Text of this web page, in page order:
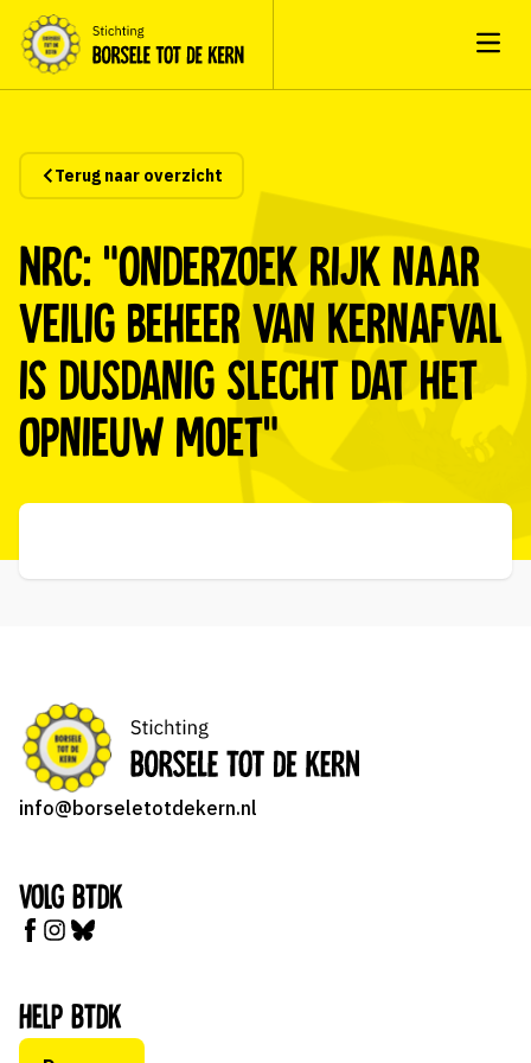
Terug naar overzicht
NRC: “Onderzoek Rijk naar
veilig beheer van kernafval
is dusdanig slecht dat het
opnieuw moet”
info@borseletotdekern.nl
Volg BTDK
Help BTDK